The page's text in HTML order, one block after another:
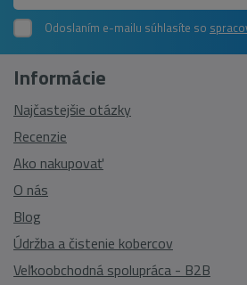
Odoslaním e-mailu súhlasíte so
Informácie
Najčastejšie otázky
Recenzie
Ako nakupovať
O nás
Blog
Údržba a čistenie kobercov
Veľkoobchodná spolupráca - B2B